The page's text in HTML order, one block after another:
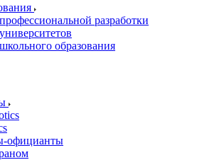
разработки
образования
официанты